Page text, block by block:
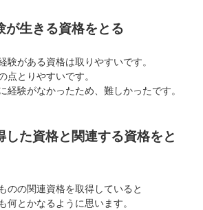
生きる資格をとる
がある資格は取りやすいです。
とりやすいです。
験がなかったため、難しかったです。
た資格と関連する資格をと
の関連資格を取得していると
とかなるように思います。